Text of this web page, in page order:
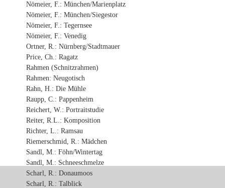
Nömeier, F.: München/Marienplatz
Nömeier, F.: München/Siegestor
Nömeier, F.: Tegernsee
Nömeier, F.: Venedig
Ortner, R.: Nürnberg/Stadtmauer
Price, Ch.: Ragatz
Rahmen (Schnitzrahmen)
Rahmen: Neugotisch
Rahn, H.: Die Mühle
Raupp, C.: Pappenheim
Reichert, W.: Portraitstudie
Reiter, R.L.: Komposition
Richter, L.: Ramsau
Riemerschmid, R.: Mädchen
Sandl, M.: Föhn/Wintertag
Sandl, M.: Schneeschmelze
Scharl, R.: Donaumoos
Scharl, R.: Talblick